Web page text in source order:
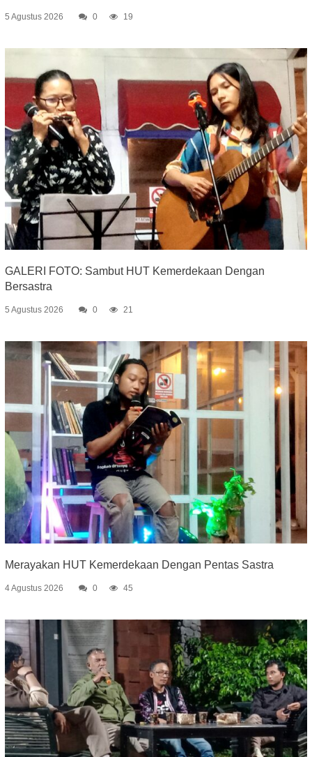
5 Agustus 2026 0 19
GALERI FOTO: Sambut HUT Kemerdekaan Dengan
Bersastra
5 Agustus 2026 0 21
Merayakan HUT Kemerdekaan Dengan Pentas Sastra
4 Agustus 2026 0 45